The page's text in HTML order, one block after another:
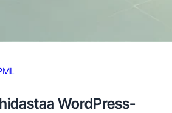
WordPress-